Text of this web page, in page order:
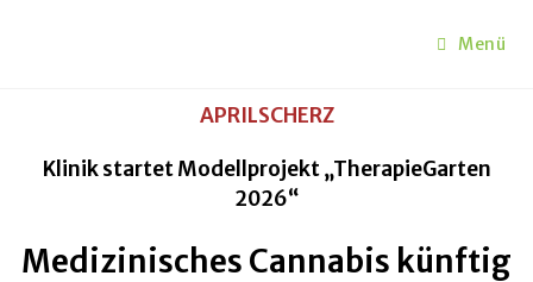
Menü
APRILSCHERZ
Klinik startet Modellprojekt „TherapieGarten
2026“
Medizinisches Cannabis künftig